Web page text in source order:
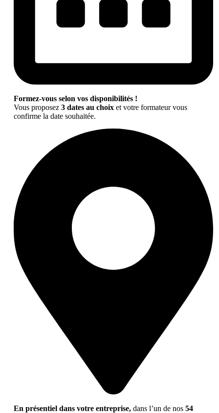
Formez-vous selon vos disponibilités !
Vous proposez 3 dates au choix et votre formateur vous
confirme la date souhaitée.
En présentiel dans votre entreprise, dans l’un de nos 54